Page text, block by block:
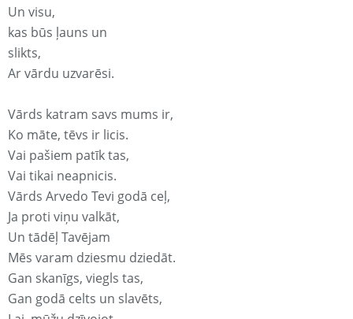
Un visu,
kas būs ļauns un
slikts,
Ar vārdu uzvarēsi.
Vārds katram savs mums ir,
Ko māte, tēvs ir licis.
Vai pašiem patīk tas,
Vai tikai neapnicis.
Vārds Arvedo Tevi godā ceļ,
Ja proti viņu valkāt,
Un tādēļ Tavējam
Mēs varam dziesmu dziedāt.
Gan skanīgs, viegls tas,
Gan godā celts un slavēts,